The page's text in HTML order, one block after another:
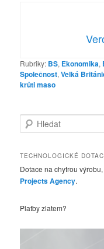
Rubriky: BS, Ekonomika,
Společnost,Velká
krůti maso
l
d
t
TECHNOLOGICKÉ
Dotace na chytrou
Projects Agency.
Platby zlatem?